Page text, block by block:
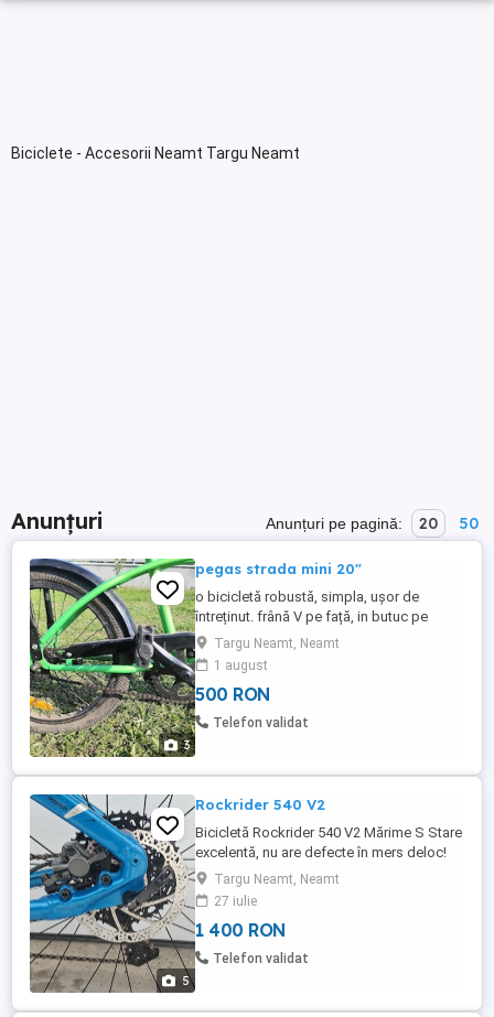
Biciclete - Accesorii Neamt Targu Neamt
Anunțuri Anunțuri pe pagină: 20 50
3
pegas strada mini 20"
o bicicletă robustă, simpla, ușor de
întreținut. frână V pe față, in butuc pe
spate.Targu Neamt, Neamt
1 august
500 RON
Telefon validat
5
Rockrider 540 V2
Bicicletă Rockrider 540 V2 Mărime S Stare
excelentă, nu are defecte în mers deloc!
Furcă Rockshox Judy aproape nouă, luată
de maxim 1 lună. Roți-Cauciucuri pe față
Schwalbe nobby nic și pe spate
Schwalbe Magic Mary, toate 27.5. Pedale-
RFR(aproape noi) Mansoane-
Targu Neamt, Neamt
27 iulie
1 400 RON
Telefon validat